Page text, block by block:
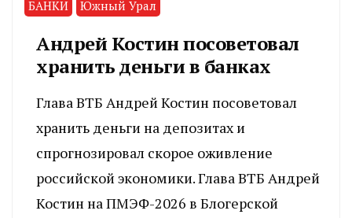
БАНКИ Южный Урал
Андрей Костин посоветовал
хранить деньги в банках
Глава ВТБ Андрей Костин посоветовал
хранить деньги на депозитах и
спрогнозировал скорое оживление
российской экономики. Глава ВТБ Андрей
Костин на ПМЭФ-2026 в Блогерской